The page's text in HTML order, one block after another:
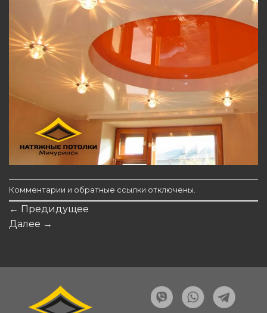
Комментарии и обратные ссылки отключены.
← Предидущее
Далее →